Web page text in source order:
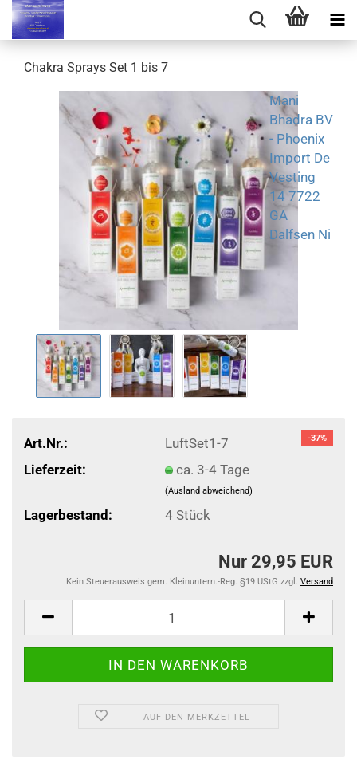
Chakra Sprays Set 1 bis 7
Mani
Bhadra BV
- Phoenix
Import De
Vesting
14 7722
GA
Dalfsen Ni
-37%
Art.Nr.:
LuftSet1-7
Lieferzeit:
ca. 3-4 Tage
(Ausland abweichend)
Lagerbestand: 4 Stück
Nur 29,95 EUR
Kein Steuerausweis gem. Kleinuntern.-Reg. §19 UStG zzgl. Versand
AUF DEN MERKZETTEL